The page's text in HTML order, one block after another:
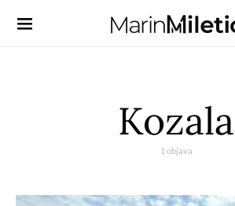
Kozala
1 objava